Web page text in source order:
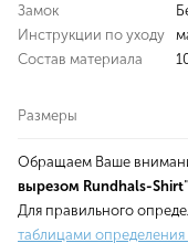
Замок
Инструкции по уходу
Состав материала
Размеры
Обращаем Ваше
вырезом Rundhals-Shirt
Для правильного
таблицами